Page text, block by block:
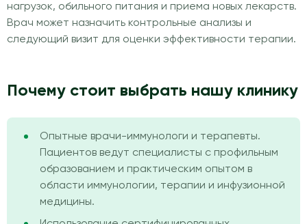
нагрузок, обильного питания и приема новых лекарств.
Врач может назначить контрольные анализы и
следующий визит для оценки эффективности терапии.
Почему стоит выбрать нашу клинику
Опытные врачи-иммунологи и терапевты.
Пациентов ведут специалисты с профильным
образованием и практическим опытом в
области иммунологии, терапии и инфузионной
медицины.